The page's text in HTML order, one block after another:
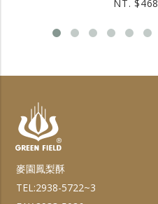
NT.
麥園鳳梨酥
TEL:2938-5722~3